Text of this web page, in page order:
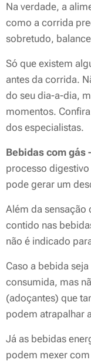
Na verdade, a
como a corrida
sobretudo,
Só que existem
antes da corrida.
do seu dia-a-dia,
momentos.
dos especialistas.
Bebidas com gás -
processo
pode gerar um
Além da sensação
contido nas
não é indicado
Caso a bebida
consumida, mas
(adoçantes) que
podem atrapalhar
Já as bebidas
podem mexer